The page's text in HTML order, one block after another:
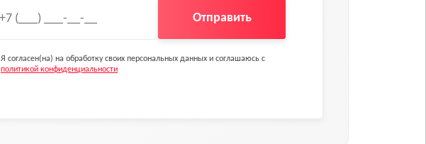
Отправить
Я согласен(на) на обработку своих персональных данных и соглашаюсь с
политикой конфиденциальности